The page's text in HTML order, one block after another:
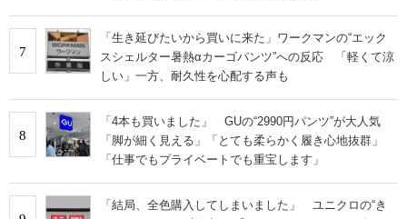
7
「生き延びたいから買いに来た」ワークマンの“エック
スシェルター暑熱αカーゴパンツ”への反応 「軽くて涼
しい」一方、耐久性を心配する声も
8
「4本も買いました」 GUの“2990円パンツ”が大人気
「脚が細く見える」「とても柔らかく履き心地抜群」
「仕事でもプライベートでも重宝します」
「結局、全色購入してしまいました」 ユニクロの“き